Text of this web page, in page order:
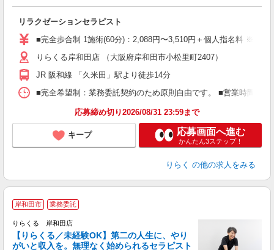
リラクゼーションセラピスト
■完全歩合制 1施術(60分)：2,088円〜3,510円＋個人指名料 ※個
りらくる岸和田店 （大阪府岸和田市小松里町2407）
JR 阪和線 「久米田」駅より徒歩14分
■完全希望制：業務委託契約のため原則自由です。 ■営業時間帯
応募締め切り2026/08/31 23:59まで
キープ 応募画面へ進む
かんたん3ステップ！
りらく の他の求人をみる
岸和田市 業務委託
りらくる 岸和田店
【りらくる／未経験OK】第二の人生に、やり
がいと収入を。無理なく始められるセラピスト